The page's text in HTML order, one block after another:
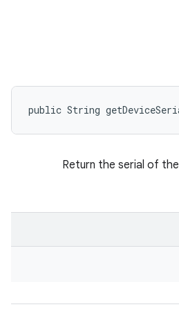
public String
Return the serial of